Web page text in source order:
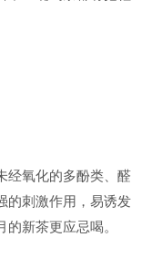
氧化的多酚类、醛
的刺激作用，易诱发
新茶更应忌喝。